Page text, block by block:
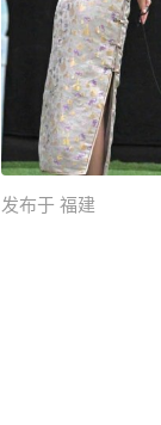
发布于 福建